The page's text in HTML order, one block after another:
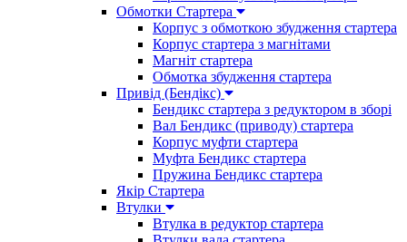
Обмотки Стартера
Корпус з обмоткою збудження стартера
Корпус стартера з магнітами
Магніт стартера
Обмотка збудження стартера
Привід (Бендікс)
Бендикс стартера з редуктором в зборі
Вал Бендикс (приводу) стартера
Корпус муфти стартера
Муфта Бендикс стартера
Пружина Бендикс стартера
Якір Стартера
Втулки
Втулка в редуктор стартера